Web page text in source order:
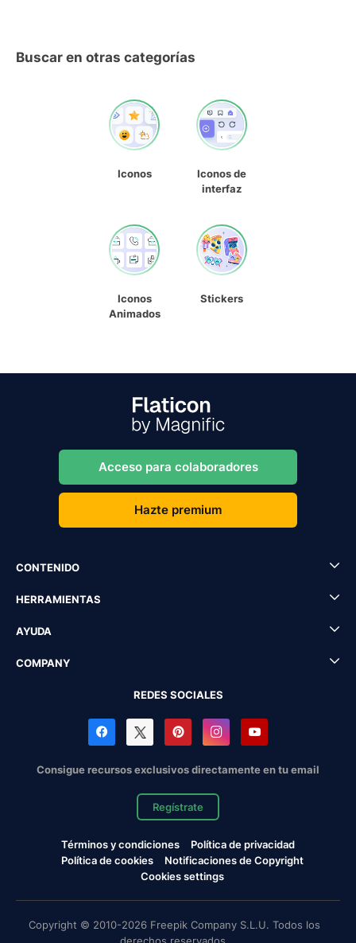
Buscar en otras categorías
Iconos
Iconos de
interfaz
Iconos
Animados
Stickers
Acceso para colaboradores
Hazte premium
CONTENIDO
HERRAMIENTAS
AYUDA
COMPANY
REDES SOCIALES
Consigue recursos exclusivos directamente en tu email
Regístrate
Términos y condiciones
Política de privacidad
Política de cookies
Notificaciones de Copyright
Cookies settings
Copyright © 2010-2026 Freepik Company S.L.U. Todos los